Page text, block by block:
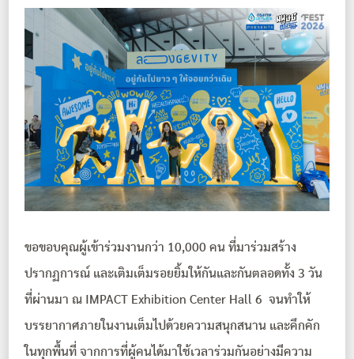
ขอขอบคุณผู้เข้าร่วมงานกว่า 10,000 คน ที่มาร่วมสร้าง
ปรากฏการณ์ และเติมเต็มรอยยิ้มให้กันและกันตลอดทั้ง 3 วัน
ที่ผ่านมา ณ IMPACT Exhibition Center Hall 6 จนทำให้
บรรยากาศภายในงานเต็มไปด้วยความสนุกสนาน และคึกคัก
ในทุกพื้นที่ จากการที่ผู้คนได้มาใช้เวลาร่วมกันอย่างมีความ